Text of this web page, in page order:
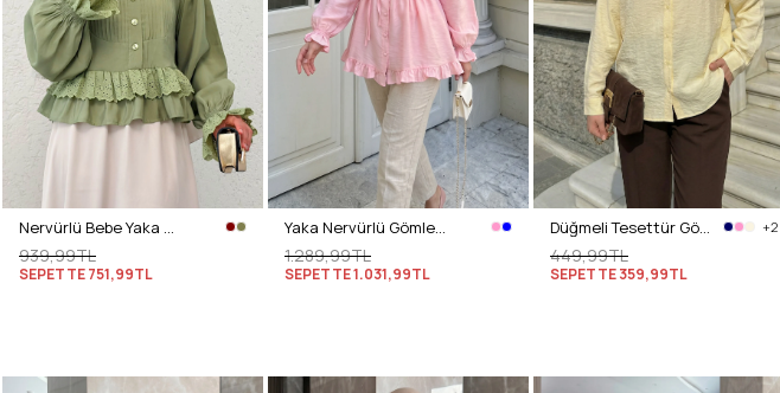
Nervürlü Bebe Yaka Gömlek 2279 - AÇIK HAKİ
939,99TL
SEPETTE751,99TL
Yaka Nervürlü Gömlek Y0109 - PEMBE
1.289,99TL
SEPETTE1.031,99TL
Düğmeli Tesettür Gömlek 612137 - SARI +2
449,99TL
SEPETTE359,99TL